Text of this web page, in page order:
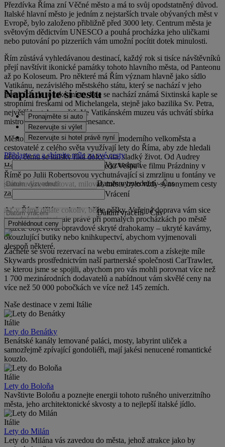
Přezdívka Říma zní Věčné město a má to svůj opodstatněný důvod.
Italské hlavní město je jedním z nejstarších trvale obývaných měst v
Evropě, bylo založeno přibližně před 3000 lety. Centrum města je
světovým dědictvím UNESCO a pouhá procházka jeho uličkami
nebo putování po pizzeriích vám umožní pocítit dotek minulosti.
Řím zůstává vyhledávanou destinací, každý rok si tisíce návštěvníků
přejí navštívit ikonické památky tohoto hlavního města, od Panteonu
až po Koloseum. Pro některé má Řím význam hlavně jako sídlo
Vatikánu, nezávislého městského státu, který se nachází v jeho
hranicích. Je to také místo, kde se nachází známá Sixtinská kaple se
stropními freskami od Michelangela, stejně jako bazilika Sv. Petra,
největší kostel na světě. Ve Vatikánském muzeu vás uchvátí sbírka
mistrovských děl italské renesance.
Město samozřejmě nepostrádá šarm moderního velkoměsta a
cestovatelé z celého světa využívají lety do Říma, aby zde hledali
něco, čemu se italsky říká dolce vita, sladký život. Od Audrey
Hepburnové na ikonickém mopedu Vespa ve filmu Prázdniny v
Římě po Julii Robertsovou vychutnávající si zmrzlinu u fontány ve
snímku Jíst, meditovat, milovat, město bylo vždy synonymem cesty
za radostí a zábavou.
Ať v Římě děláte cokoliv, běžte pěšky. Veřejná doprava vám sice
usnadní orientaci, ale právě při pomalých procházkách po městě
můžete objevovat opravdové skryté drahokamy – ukryté kavárny,
okouzlující butiky nebo knihkupectví, abychom vyjmenovali
alespoň některé.
Naplánujte si cestu
Pronajměte si auto
Rezervujte si výlet
Rezervujte si hotel právě nyní
Přihlaste se a sbírejte míle za své cesty
Vyzvednutí
Datum vyzvednutí - Čas
Vrácení
Datum vrácení - Čas
Prohlédnout ceny
Začněte se svou rezervací na webu emirates.com a získejte míle
Skywards prostřednictvím naší partnerské společnosti CarTrawler,
se kterou jsme se spojili, abychom pro vás mohli porovnat více než
1 700 mezinárodních dodavatelů a nabídnout vám skvělé ceny na
více než 50 000 pobočkách ve více než 145 zemích.
Naše destinace v zemi Itálie
Itálie
Lety do Benátky
Benátské kanály lemované paláci, mosty, labyrint uliček a
samozřejmě zpívající gondoliéři, mají jakési nenucené romantické
kouzlo.
Itálie
Lety do Boloňa
Navštivte Boloňu a poznejte energii tohoto rušného univerzitního
města, jeho architektonické skvosty a to nejlepší italské jídlo.
Itálie
Lety do Milán
Lety do Milána vás zavedou do města, jehož atrakce jako by